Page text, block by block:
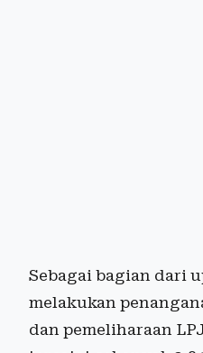
Sebagai bagian dari
melakukan
dan pemeliharaan